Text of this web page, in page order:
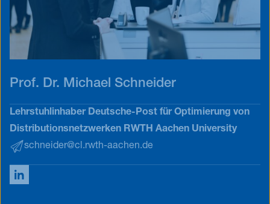
Prof. Dr. Michael Schneider
Lehrstuhlinhaber Deutsche-Post für Optimierung von
Distributionsnetzwerken RWTH Aachen University
schneider@cl.rwth-aachen.de